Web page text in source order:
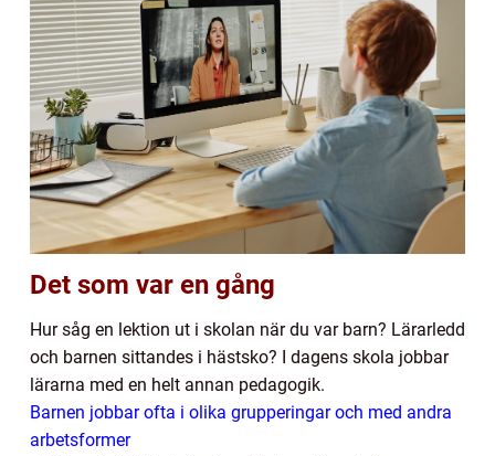
Det som var en gång
Hur såg en lektion ut i skolan när du var barn? Lärarledd
och barnen sittandes i hästsko? I dagens skola jobbar
lärarna med en helt annan pedagogik.
Barnen jobbar ofta i olika grupperingar och med andra
arbetsformer